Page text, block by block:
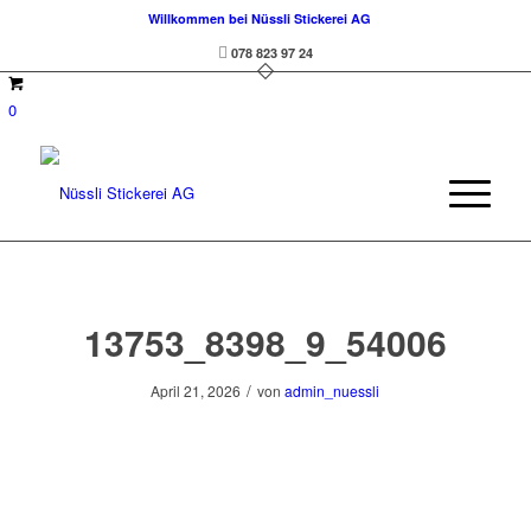
Willkommen bei Nüssli Stickerei AG
078 823 97 24
0
13753_8398_9_54006
April 21, 2026 / vonadmin_nuessli